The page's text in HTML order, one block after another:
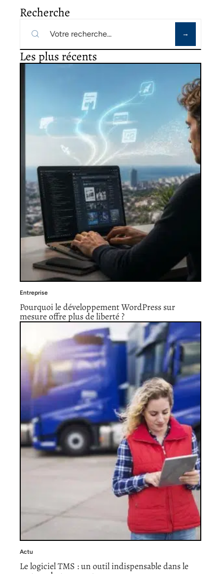
Recherche
Les plus récents
Entreprise
Pourquoi le développement WordPress sur
mesure offre plus de liberté ?
Actu
Le logiciel TMS : un outil indispensable dans le